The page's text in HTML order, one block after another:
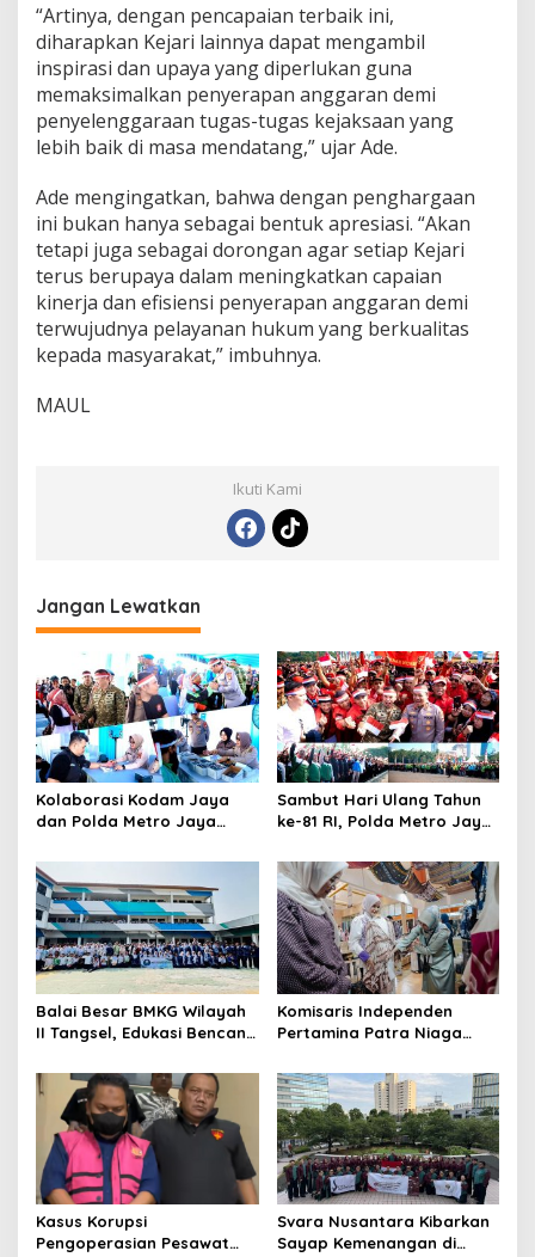
“Artinya, dengan pencapaian terbaik ini,
diharapkan Kejari lainnya dapat mengambil
inspirasi dan upaya yang diperlukan guna
memaksimalkan penyerapan anggaran demi
penyelenggaraan tugas-tugas kejaksaan yang
lebih baik di masa mendatang,” ujar Ade.
Ade mengingatkan, bahwa dengan penghargaan
ini bukan hanya sebagai bentuk apresiasi. “Akan
tetapi juga sebagai dorongan agar setiap Kejari
terus berupaya dalam meningkatkan capaian
kinerja dan efisiensi penyerapan anggaran demi
terwujudnya pelayanan hukum yang berkualitas
kepada masyarakat,” imbuhnya.
MAUL
Ikuti Kami
Jangan Lewatkan
Kolaborasi Kodam Jaya
dan Polda Metro Jaya
Sambut Hari Ulang Tahun
ke-81 RI, Polda Metro Jaya
Balai Besar BMKG Wilayah
II Tangsel, Edukasi Bencana
kepada pelajar UPTD SMPN
23
Komisaris Independen
Pertamina Patra Niaga
Mitra Binaan dengan
Sentuhan Kemanusiaan dan
Keberlanjutan
Kasus Korupsi
Pengoperasian Pesawat
Svara Nusantara Kibarkan
Sayap Kemenangan di